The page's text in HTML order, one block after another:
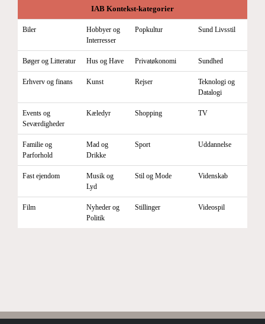
IAB Kontekst-kategorier
Biler
Hobbyer og
Interresser
Popkultur Sund Livsstil
Bøger og Litteratur Hus og Have Privatøkonomi Sundhed
Erhverv og finans Kunst Rejser
Teknologi og
Datalogi
Events og
Seværdigheder
Kæledyr Shopping TV
Familie og
Parforhold
Mad og
Drikke
Sport Uddannelse
Fast ejendom
Musik og
Lyd
Stil og Mode Videnskab
Film
Nyheder og
Politik
Stillinger Videospil